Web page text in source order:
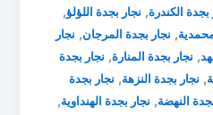
بجدة الكندرة, نجار بجدة اللؤلؤ,
, نجار بجدة المرجان, نجار
, نجار بجدة المنارة, نجار بجدة
, نجار بجدة النزهة, نجار بجدة
النهضة, نجار بجدة الهنداوية,